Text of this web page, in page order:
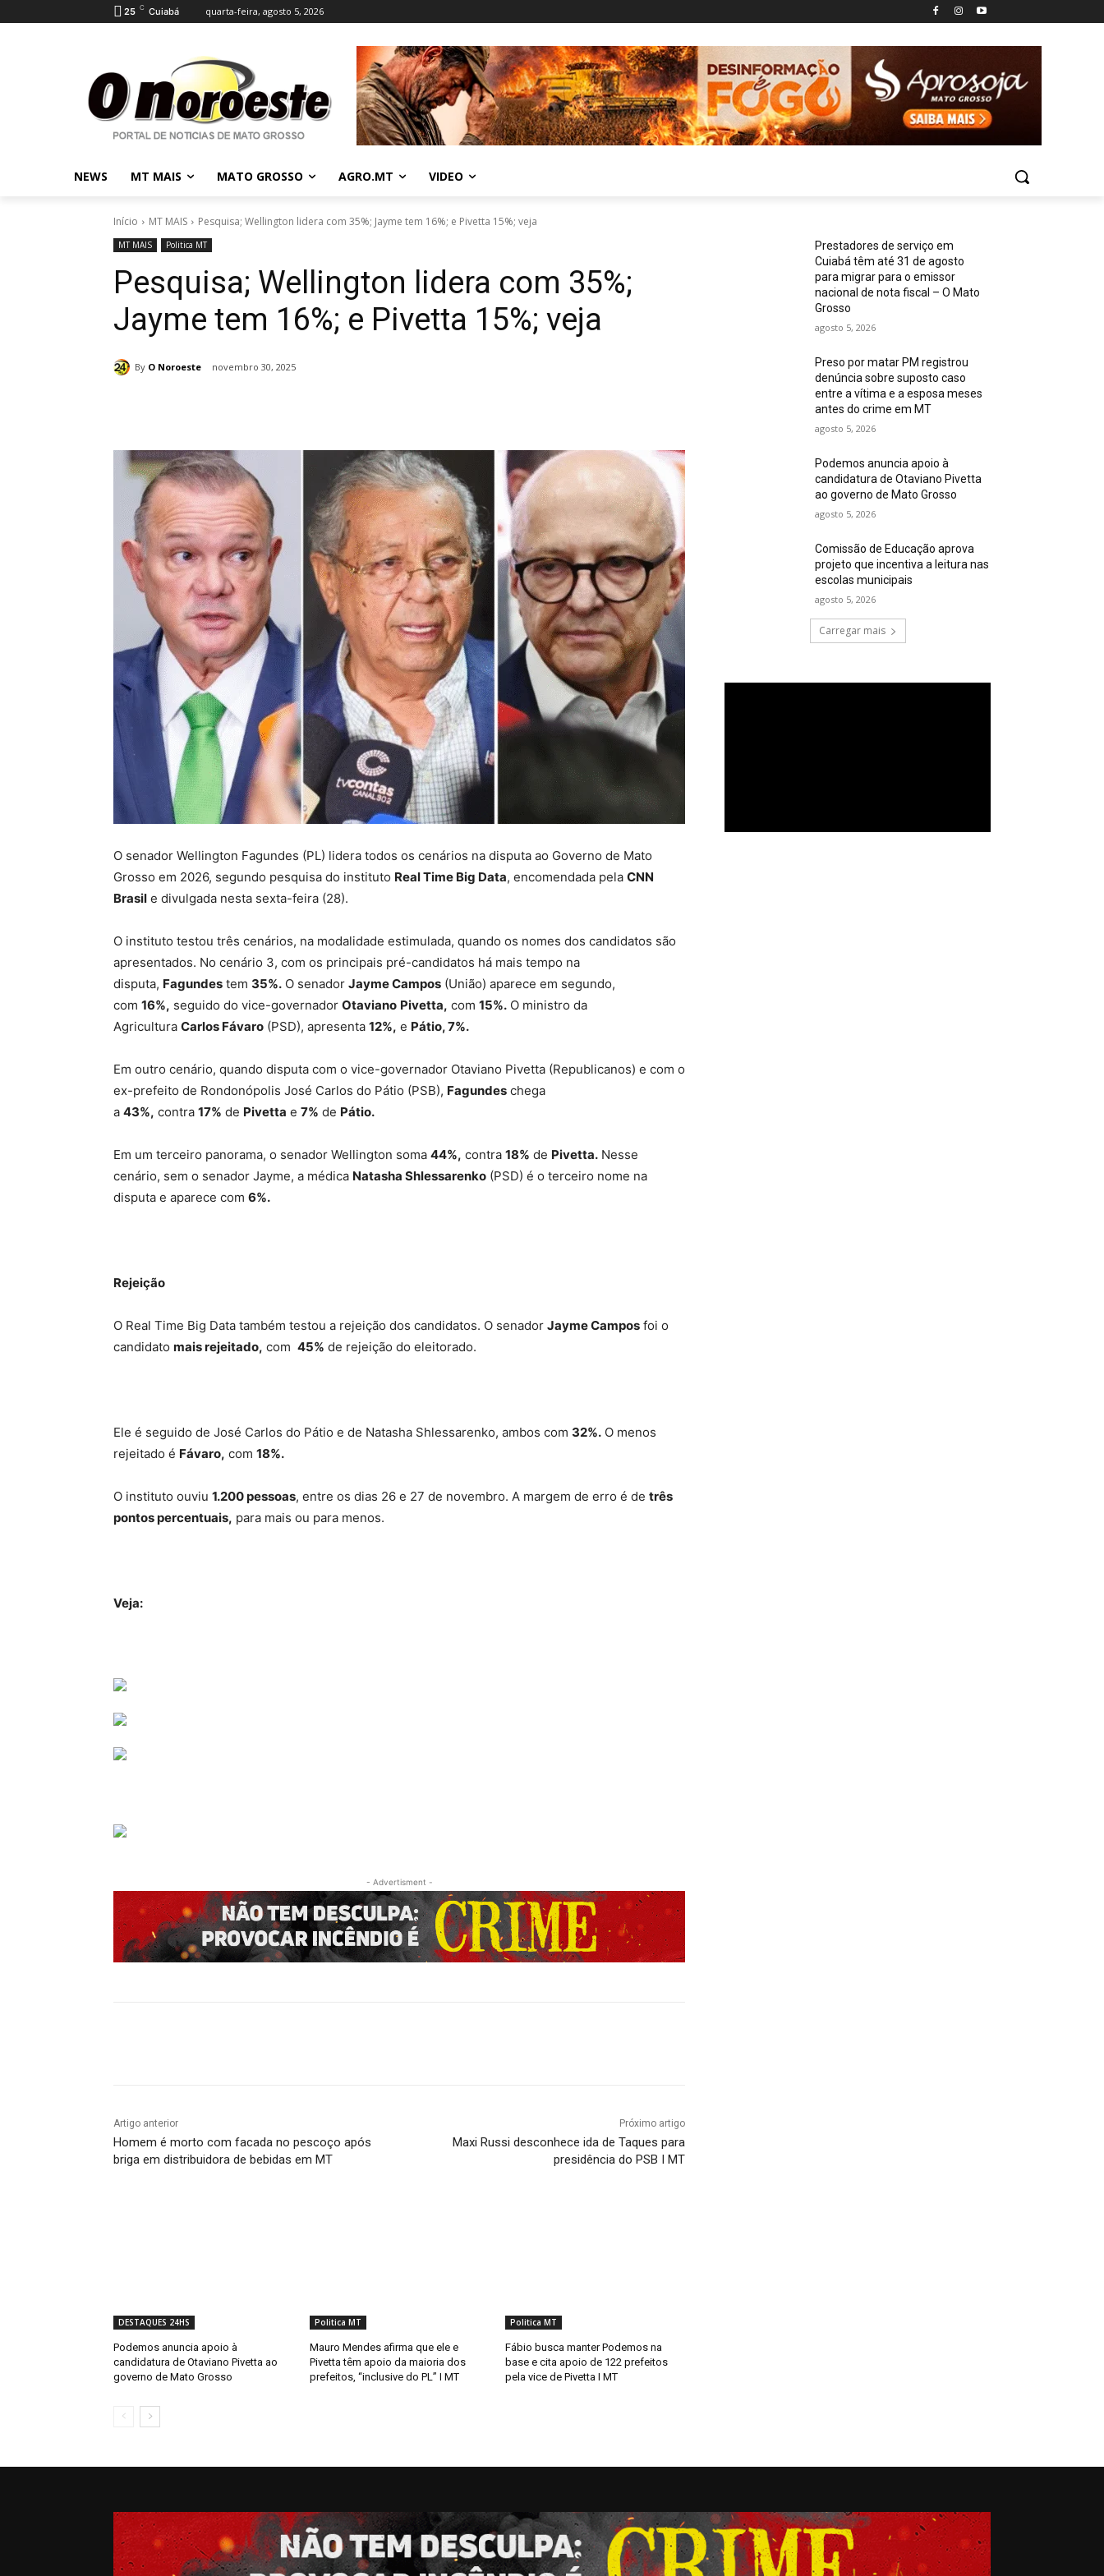
25 C Cuiabá quarta-feira, agosto 5, 2026
NEWS MT MAIS MATO GROSSO AGRO.MT VIDEO
Início MT MAIS Pesquisa; Wellington lidera com 35%; Jayme tem 16%; e Pivetta 15%; veja
MT MAIS Politica MT
Pesquisa; Wellington lidera com 35%;
Jayme tem 16%; e Pivetta 15%; veja
By O Noroeste novembro 30, 2025
O senador Wellington Fagundes (PL) lidera todos os cenários na disputa ao Governo de Mato
Grosso em 2026, segundo pesquisa do instituto Real Time Big Data, encomendada pela CNN
Brasil e divulgada nesta sexta-feira (28).
O instituto testou três cenários, na modalidade estimulada, quando os nomes dos candidatos são
apresentados. No cenário 3, com os principais pré-candidatos há mais tempo na
disputa, Fagundes tem 35%. O senador Jayme Campos (União) aparece em segundo,
com 16%, seguido do vice-governador Otaviano Pivetta, com 15%. O ministro da
Agricultura Carlos Fávaro (PSD), apresenta 12%, e Pátio, 7%.
Em outro cenário, quando disputa com o vice-governador Otaviano Pivetta (Republicanos) e com o
ex-prefeito de Rondonópolis José Carlos do Pátio (PSB), Fagundes chega
a 43%, contra 17% de Pivetta e 7% de Pátio.
Em um terceiro panorama, o senador Wellington soma 44%, contra 18% de Pivetta. Nesse
cenário, sem o senador Jayme, a médica Natasha Shlessarenko (PSD) é o terceiro nome na
disputa e aparece com 6%.
Rejeição
O Real Time Big Data também testou a rejeição dos candidatos. O senador Jayme Campos foi o
candidato mais rejeitado, com 45% de rejeição do eleitorado.
Ele é seguido de José Carlos do Pátio e de Natasha Shlessarenko, ambos com 32%. O menos
rejeitado é Fávaro, com 18%.
O instituto ouviu 1.200 pessoas, entre os dias 26 e 27 de novembro. A margem de erro é de três
pontos percentuais, para mais ou para menos.
Veja:
- Advertisment -
Artigo anterior
Homem é morto com facada no pescoço após
briga em distribuidora de bebidas em MT
Próximo artigo
Maxi Russi desconhece ida de Taques para
presidência do PSB I MT
DESTAQUES 24HS
Podemos anuncia apoio à
candidatura de Otaviano Pivetta ao
governo de Mato Grosso
Politica MT
Mauro Mendes afirma que ele e
Pivetta têm apoio da maioria dos
prefeitos, “inclusive do PL” I MT
Politica MT
Fábio busca manter Podemos na
base e cita apoio de 122 prefeitos
pela vice de Pivetta I MT
Prestadores de serviço em
Cuiabá têm até 31 de agosto
para migrar para o emissor
nacional de nota fiscal – O Mato
Grosso
agosto 5, 2026
Preso por matar PM registrou
denúncia sobre suposto caso
entre a vítima e a esposa meses
antes do crime em MT
agosto 5, 2026
Podemos anuncia apoio à
candidatura de Otaviano Pivetta
ao governo de Mato Grosso
agosto 5, 2026
Comissão de Educação aprova
projeto que incentiva a leitura nas
escolas municipais
agosto 5, 2026
Carregar mais